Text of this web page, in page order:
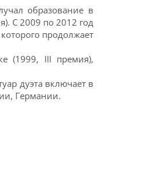
образование в
С 2009 по 2012 год
продолжает
(1999, III премия),
дуэта включает в
Германии.